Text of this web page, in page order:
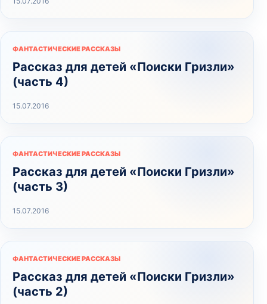
ФАНТАСТИЧЕСКИЕ РАССКАЗЫ
Рассказ для детей «Поиски Гризли»
(часть 4)
15.07.2016
ФАНТАСТИЧЕСКИЕ РАССКАЗЫ
Рассказ для детей «Поиски Гризли»
(часть 3)
15.07.2016
ФАНТАСТИЧЕСКИЕ РАССКАЗЫ
Рассказ для детей «Поиски Гризли»
(часть 2)